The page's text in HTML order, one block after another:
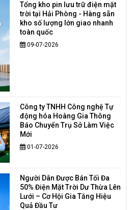
Tổng kho pin lưu trữ điện mặt
trời tại Hải Phòng - Hàng sẵn
kho số lượng lớn giao nhanh
toàn quốc
09-07-2026
Công ty TNHH Công nghệ Tự
động hóa Hoàng Gia Thông
Báo Chuyển Trụ Sở Làm Việc
Mới
01-07-2026
Người Dân Được Bán Tối Đa
50% Điện Mặt Trời Dư Thừa Lên
Lưới – Cơ Hội Gia Tăng Hiệu
Quả Đầu Tư